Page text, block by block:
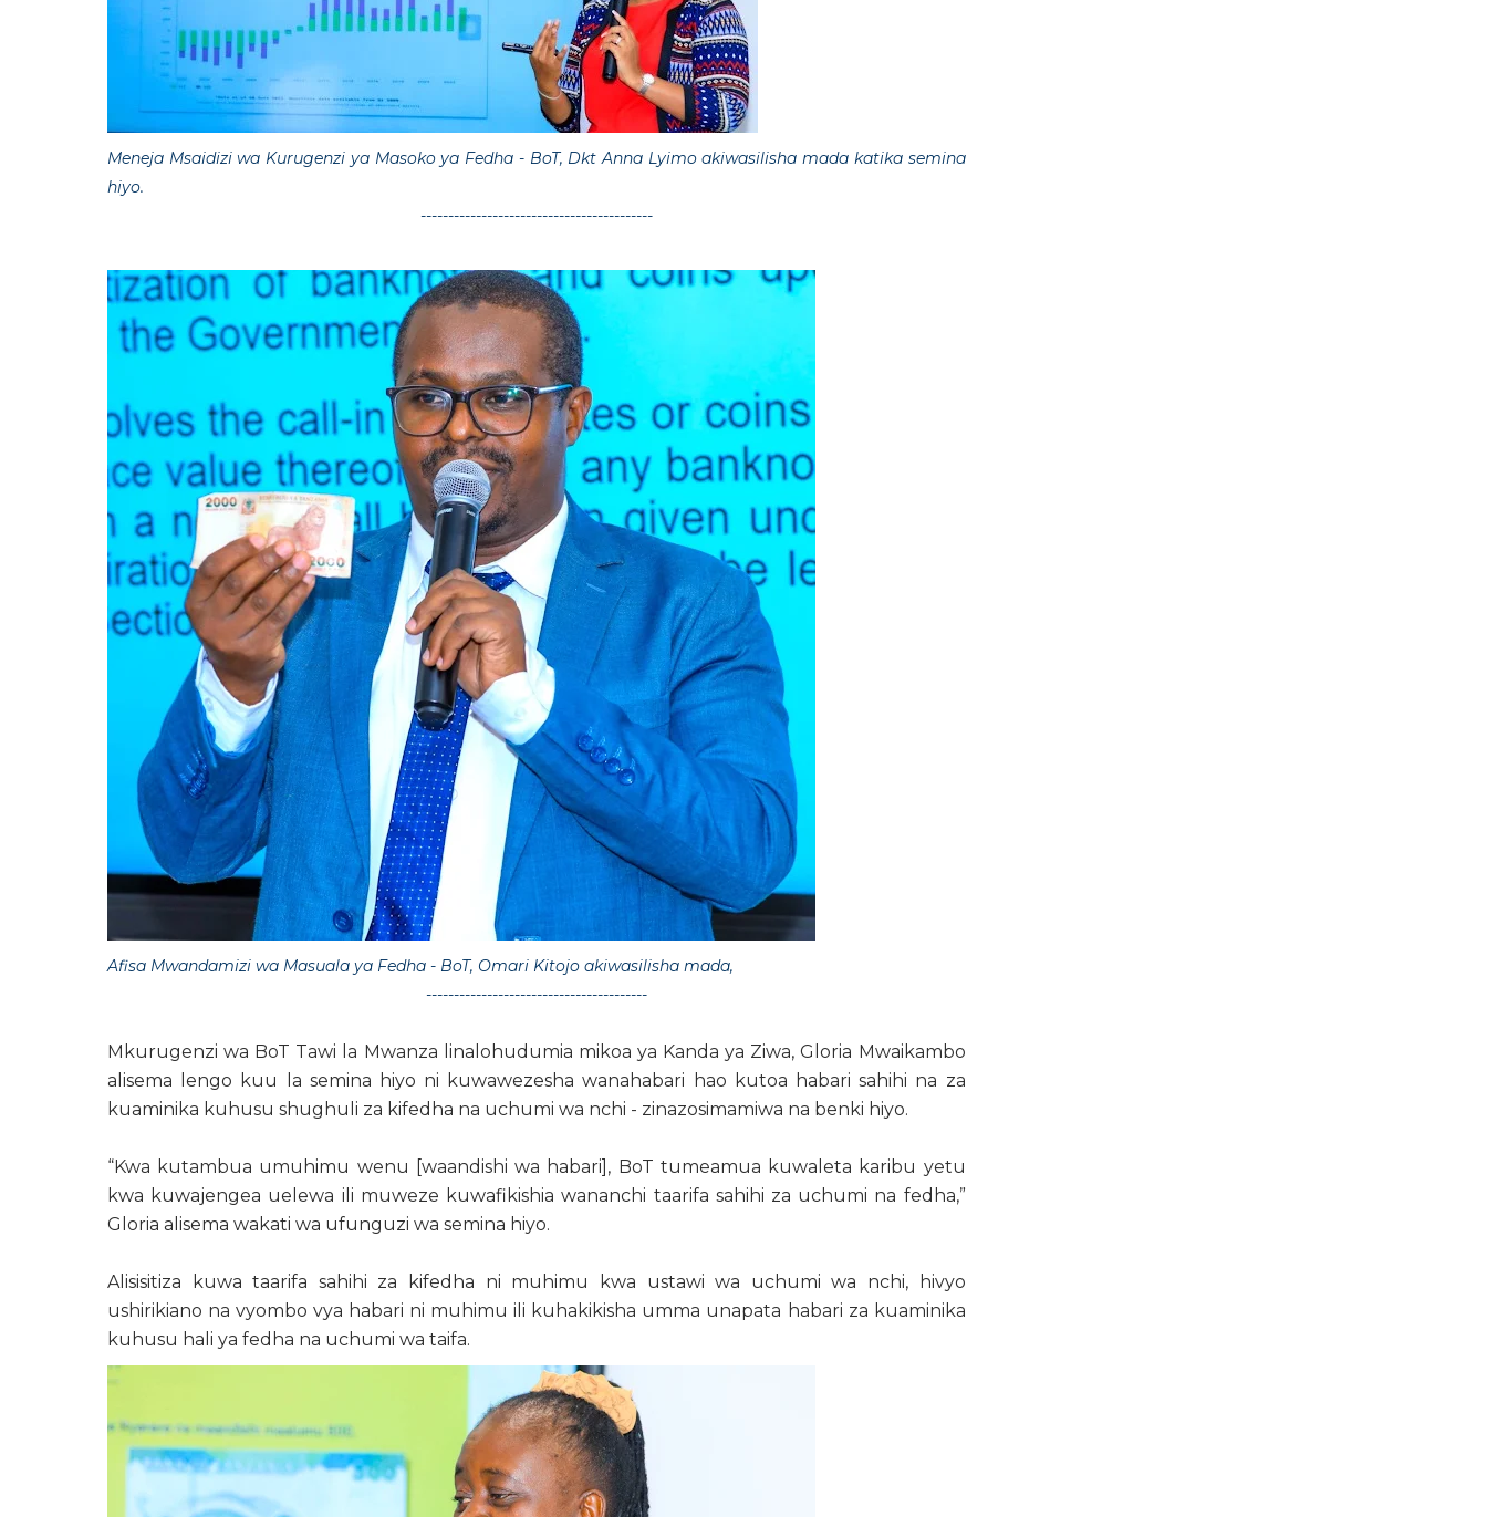
Meneja Msaidizi wa Kurugenzi ya Masoko ya Fedha - BoT, Dkt Anna Lyimo akiwasilisha mada katika semina
hiyo.
------------------------------------------
Afisa Mwandamizi wa Masuala ya Fedha - BoT, Omari Kitojo akiwasilisha mada,
----------------------------------------
Mkurugenzi wa BoT Tawi la Mwanza linalohudumia mikoa ya Kanda ya Ziwa, Gloria Mwaikambo
alisema lengo kuu la semina hiyo ni kuwawezesha wanahabari hao kutoa habari sahihi na za
kuaminika kuhusu shughuli za kifedha na uchumi wa nchi - zinazosimamiwa na benki hiyo.
“Kwa kutambua umuhimu wenu [waandishi wa habari], BoT tumeamua kuwaleta karibu yetu
kwa kuwajengea uelewa ili muweze kuwafikishia wananchi taarifa sahihi za uchumi na fedha,”
Gloria alisema wakati wa ufunguzi wa semina hiyo.
Alisisitiza kuwa taarifa sahihi za kifedha ni muhimu kwa ustawi wa uchumi wa nchi, hivyo
ushirikiano na vyombo vya habari ni muhimu ili kuhakikisha umma unapata habari za kuaminika
kuhusu hali ya fedha na uchumi wa taifa.